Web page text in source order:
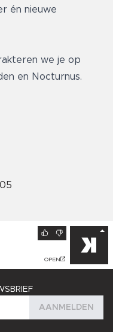
én nieuwe
we je op
en Nocturnus.
OPEN
AANMELDEN